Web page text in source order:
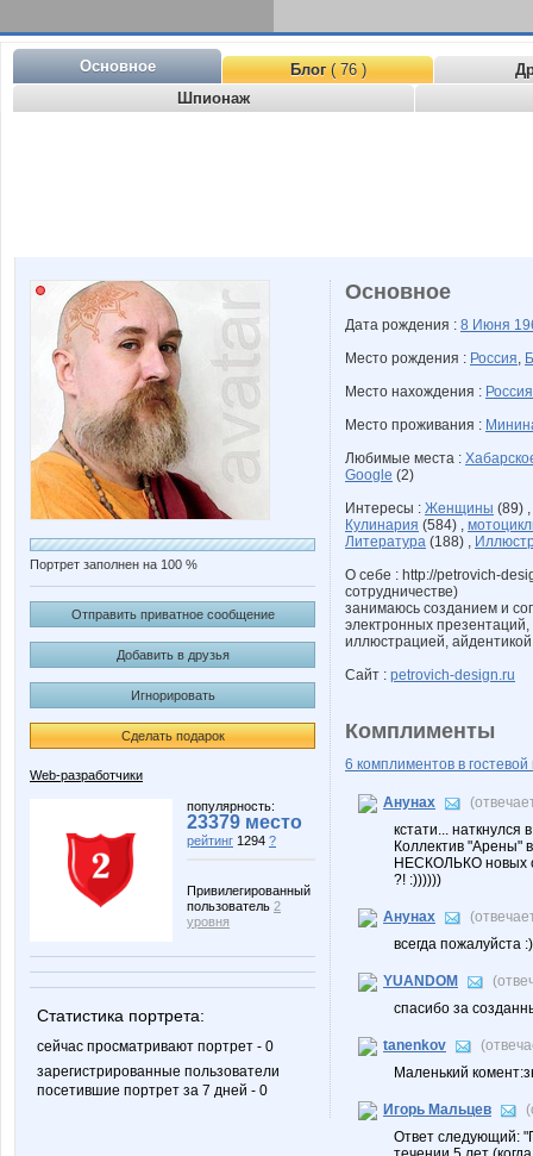
Основное Блог( 76 )
Шпионаж
Портрет заполнен на 100 %
Отправить приватное сообщение
Добавить в друзья
Игнорировать
Сделать подарок
Web-разработчики
популярность:
23379 место
рейтинг 1294 ?
Привилегированный
пользователь 2
уровня
Статистика портрета:
сейчас просматривают портрет - 0
зарегистрированные пользователи
посетившие портрет за 7 дней - 0
Основное
Дата рождения : 8 Июня
Место рождения : Россия,
Место нахождения : Россия
Место проживания :
Любимые места :
Google (2)
Интересы : Женщины (89) ,
Кулинария (584) ,
Литература (188) ,
О себе : http://petrovich-
сотрудничестве)
занимаюсь созданием и
электронных
иллюстрацией,
Сайт : petrovich-design.ru
Комплименты
6 комплиментов в гостевой
Анунах
кстати... наткнулся
Коллектив "Арены"
НЕСКОЛЬКО новых
?! :))))))
Анунах
всегда пожалуйста :)
YUANDOM
спасибо за
tanenkov
Маленький
Игорь Мальцев
Ответ следующий: